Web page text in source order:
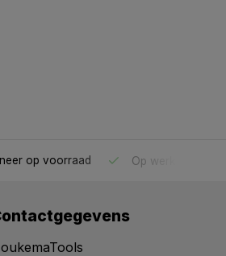
op voorraad Op werkdagen